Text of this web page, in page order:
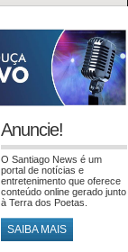
Anuncie!
O Santiago News é um
portal de notícias e
entretenimento que oferece
conteúdo online gerado junto
à Terra dos Poetas.
SAIBA MAIS